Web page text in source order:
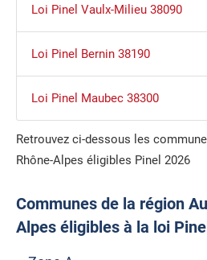
Loi Pinel Vaulx-Milieu 38090
Loi Pinel Bernin 38190
Loi Pinel Maubec 38300
Retrouvez ci-dessous les
Rhône-Alpes éligibles Pinel 2026
Communes de la région
Alpes éligibles à la loi Pinel